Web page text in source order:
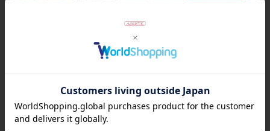
返品について